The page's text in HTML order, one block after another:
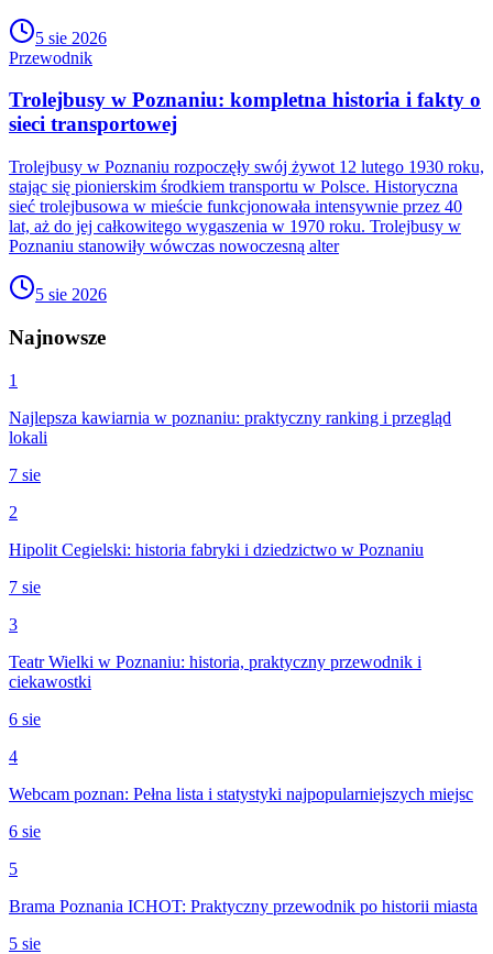
5 sie 2026
Przewodnik
Trolejbusy w Poznaniu: kompletna historia i fakty o
sieci transportowej
Trolejbusy w Poznaniu rozpoczęły swój żywot 12 lutego 1930 roku,
stając się pionierskim środkiem transportu w Polsce. Historyczna
sieć trolejbusowa w mieście funkcjonowała intensywnie przez 40
lat, aż do jej całkowitego wygaszenia w 1970 roku. Trolejbusy w
Poznaniu stanowiły wówczas nowoczesną alter
5 sie 2026
Najnowsze
1
Najlepsza kawiarnia w poznaniu: praktyczny ranking i przegląd
lokali
7 sie
2
Hipolit Cegielski: historia fabryki i dziedzictwo w Poznaniu
7 sie
3
Teatr Wielki w Poznaniu: historia, praktyczny przewodnik i
ciekawostki
6 sie
4
Webcam poznan: Pełna lista i statystyki najpopularniejszych miejsc
6 sie
5
Brama Poznania ICHOT: Praktyczny przewodnik po historii miasta
5 sie